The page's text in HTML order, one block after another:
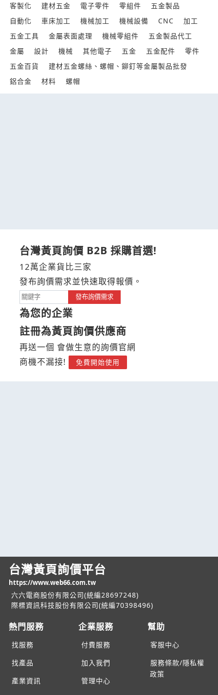
客製化
建材五金 電子零件 零組件
五金製品
自動化
車床加工 機械加工 機械設備 CNC
加工
五金工具
金屬表面處理 機械零組件
五金製品代工
金屬
設計 機械 其他電子 五金 五金配件
零件
五金百貨
建材五金螺絲、螺帽、鉚釘等金屬製品批發
鋁合金
材料 螺帽
台灣黃頁詢價 B2B 採購首選!
12萬企業貨比三家
發布詢價需求並快速取得報價。
發布詢價需求
為您的企業
註冊為黃頁詢價供應商
再送一個 會做生意的詢價官網
商機不漏接!
免費開始使用
台灣黃頁詢價平台
https://www.web66.com.tw
六六電商股份有限公司(統編28697248)
際標資訊科技股份有限公司(統編70398496)
熱門服務
找服務
找產品
產業資訊
企業服務
付費服務
加入我們
管理中心
幫助
客服中心
服務條款/隱私權
政策